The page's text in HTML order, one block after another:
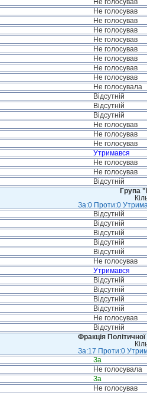
Не голосував
Не голосував
Не голосував
Не голосував
Не голосував
Не голосував
Не голосував
Не голосував
Не голосував
Не голосувала
Відсутній
Відсутній
Відсутній
Не голосував
Не голосував
Не голосував
Утримався
Не голосував
Не голосував
Відсутній
Група
За:0 Проти:0
Відсутній
Відсутній
Відсутній
Відсутній
Відсутній
Не голосував
Утримався
Відсутній
Відсутній
Відсутній
Відсутній
Не голосував
Відсутній
Фракція
За:17 Проти:0
За
Не голосувала
За
Не голосував